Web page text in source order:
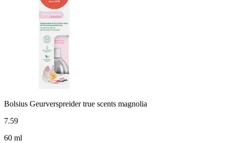
Bolsius Geurverspreider true scents magnolia
7.59
60 ml